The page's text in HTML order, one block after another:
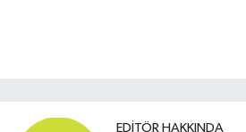
EDITÖR HAKKINDA